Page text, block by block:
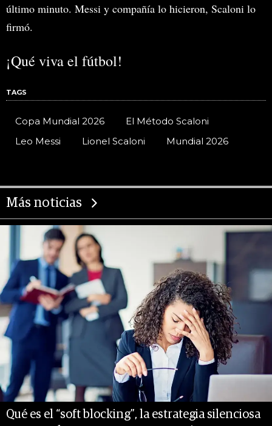
último minuto. Messi y compañía lo hicieron, Scaloni lo
firmó.
¡Qué viva el fútbol!
TAGS
Copa Mundial 2026
El Método Scaloni
Leo Messi
Lionel Scaloni Mundial 2026
Más noticias
Qué es el “soft blocking”, la estrategia silenciosa